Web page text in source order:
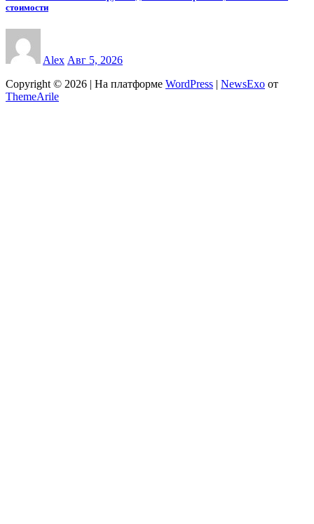
стоимости
Alex Авг 5, 2026
Copyright © 2026 | На платформе WordPress | NewsExo от
ThemeArile